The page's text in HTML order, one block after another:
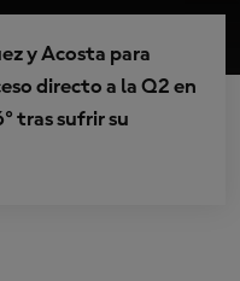
y Acosta para
directo a la Q2 en
tras sufrir su